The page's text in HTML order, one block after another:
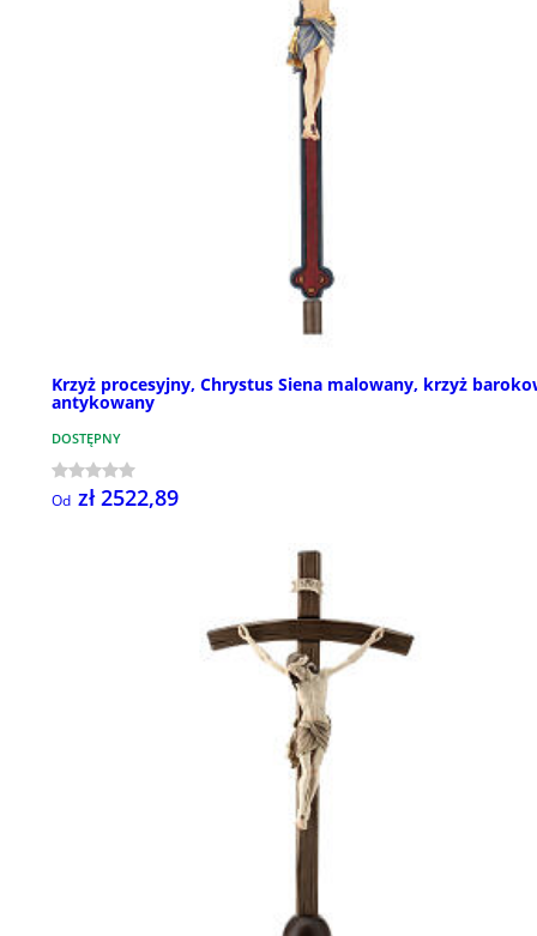
Krzyż procesyjny, Chrystus Siena malowany, krzyż
antykowany
DOSTĘPNY
Od zł 2522,89